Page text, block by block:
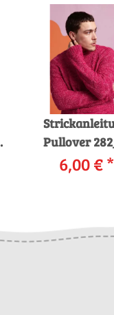
Pullover
LANGYARNS
Fortuna DAN
6,00 €*